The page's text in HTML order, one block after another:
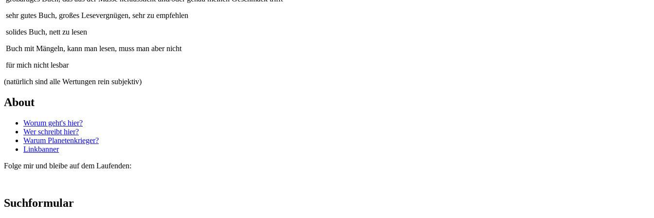
sehr gutes Buch, großes Lesevergnügen, sehr zu empfehlen
solides Buch, nett zu lesen
Buch mit Mängeln, kann man lesen, muss man aber nicht
für mich nicht lesbar
(natürlich sind alle Wertungen rein subjektiv)
About
Worum geht's hier?
Wer schreibt hier?
Warum Planetenkrieger?
Linkbanner
Folge mir und bleibe auf dem Laufenden:
Suchformular